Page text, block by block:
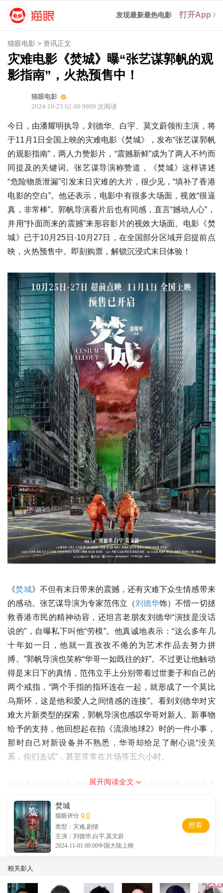
发现最新最热电影 打开App
猫眼电影 > 资讯正文
灾难电影《焚城》曝“张艺谋郭帆的观
影指南”，火热预售中！
猫眼电影
2024-10-25 02:00 9809 次阅读
今日，由潘耀明执导，刘德华、白宇、莫文蔚领衔主演，将
于11月1日全国上映的灾难电影《焚城》，发布“张艺谋郭帆
的观影指南”，两人力赞影片，“震撼新鲜”成为了两人不约而
同提及的关键词。张艺谋导演称赞道，《焚城》这样讲述
“危险物质泄漏”引发末日灾难的大片，很少见，“填补了香港
电影的空白”。他还表示，电影中有很多大场面，视效“很逼
真，非常棒”。郭帆导演看片后也有同感，直言“撼动人心”，
并用“扑面而来的震撼”来形容影片的视效大场面。电影《焚
城》已于10月25日-10月27日，在全国部分区域开启提前点
映，火热预售中。即刻购票，解锁沉浸式末日体验！
《焚城》不但有末日带来的震撼，还有灾难下众生情感带来
的感动。张艺谋导演为专家范伟立（刘德华饰）不惜一切拯
救香港市民的精神动容，还坦言老朋友刘德华“演技是没话
说的”，自曝私下叫他“劳模”。他真诚地表示：“这么多年几
十年如一日，他就一直孜孜不倦的为艺术作品去努力拼
搏。”郭帆导演也笑称“华哥一如既往的好”。不过更让他触动
得是末日下的真情，范伟立手上分别带着过世妻子和自己的
两个戒指，“两个手指的指环连在一起，就形成了一个莫比
乌斯环，这是他和爱人之间情感的连接”。看到刘德华对灾
难大片新类型的探索，郭帆导演也感叹华哥对新人、新事物
给予的支持，他回想起在拍《流浪地球2》时的一件小事，
那时自己对新设备并不熟悉，华哥却给足了耐心说“没关
系，你们去试”，甚至常常在片场等五六小时。
在提及消防队长黎杰峰（白宇饰）带着队员视死如归进入
“消防员也有家人，也是一个活生生的、普通的人，但是危
难当前的时候，真正逆行于人潮中的就是他们。”这也让他
想到了《流浪地球2》中“50岁以上航天员出列”的动人情
节。这种超越生死恐惧的使命感，有着震撼人心的力量。
看完片后，张艺谋导演和郭帆导演还有一个共同的感受，这
展开阅读全文
焚城
猫眼评分 9.0
类型：灾难,剧情
主演：刘德华,白宇,莫文蔚
2024-11-01 09:00中国大陆上映
想看
相关影人